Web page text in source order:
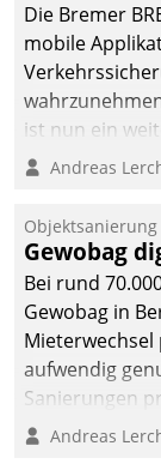
Die Bremer
mobile
ist nun ein
Einsatz.
Andreas
Objektsanierung
Gewobag
Bei rund
Gewobag in
Mieterwechsel
aufwendig
Sanierungen
Betreuungs-
Andreas